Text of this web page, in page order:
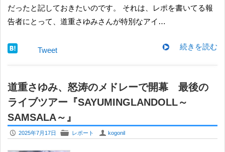
だったと記しておきたいのです。 それは、レポを書いてる報
告者にとって、道重さゆみさんが特別なアイ…
続きを読む
Tweet
道重さゆみ、怒涛のメドレーで開幕 最後の
ライブツアー『SAYUMINGLANDOLL～
SAMSALA～』
P 2025年7月17日 F レポート U kogonil